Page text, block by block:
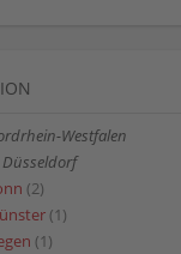
Westfalen
Düsseldorf
(2)
(1)
(1)